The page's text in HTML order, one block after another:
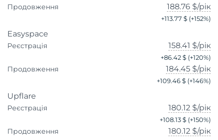
Продовження 188.76 $/рік
+113.77 $ (+152%)
Easyspace
Реєстрація 158.41 $/рік
+86.42 $ (+120%)
Продовження 184.45 $/рік
+109.46 $ (+146%)
Upflare
Реєстрація 180.12 $/рік
+108.13 $ (+150%)
Продовження 180.12 $/рік